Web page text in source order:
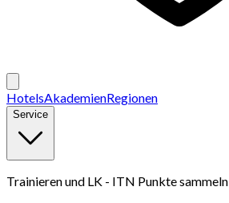
HotelsAkademienRegionen
Service
Trainieren und LK - ITN Punkte sammeln